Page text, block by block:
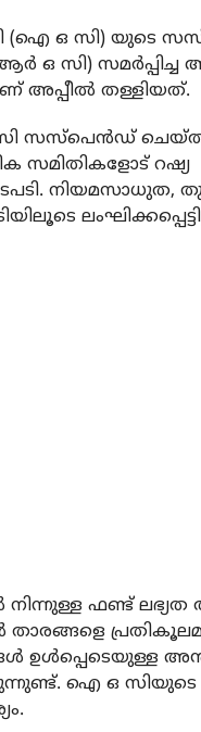
(ഐ ഒ സി) യുടെ
ഒ സി)
അപ്പീല്‍ തള്ളിയത്.
സസ്‌പെന്‍ഡ്
സമിതികളോട് റഷ്യ
നിയമസാധുത,
ഫണ്ട് ലഭ്യത
ഉള്‍പ്പെടെയുള്ള
ഐ ഒ